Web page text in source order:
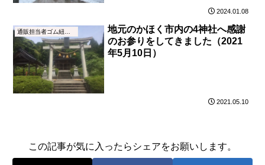
2024.01.08
通販担当者ゴム紐ブログ
地元のかほく市内の4神社へ感謝
のお参りをしてきました（2021
年5月10日）
2021.05.10
この記事が気に入ったらシェアをお願いします。